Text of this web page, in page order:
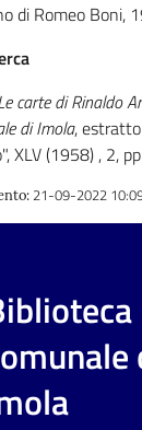
di Romeo Boni,
carte di Rinaldo
di Imola,
XLV (1958) , 2,
: 21-09-2022